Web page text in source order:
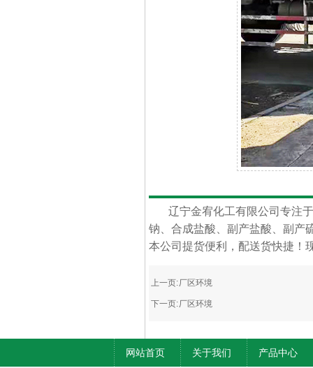
辽宁金宥化工有限公司 专注
钠
合成盐酸 副产盐酸 、副产
本公司提货便利，配送货快捷！
上一页:厂区环境
下一页:厂区环境
网站首页 关于我们 产品中心